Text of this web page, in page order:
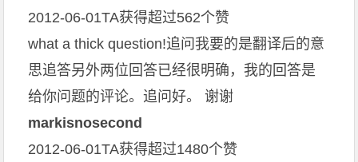
2012-06-01TA获得超过562个赞
what a thick question!追问我要的是翻译后的意
思追答另外两位回答已经很明确，我的回答是
给你问题的评论。追问好。 谢谢
markisnosecond
2012-06-01TA获得超过1480个赞